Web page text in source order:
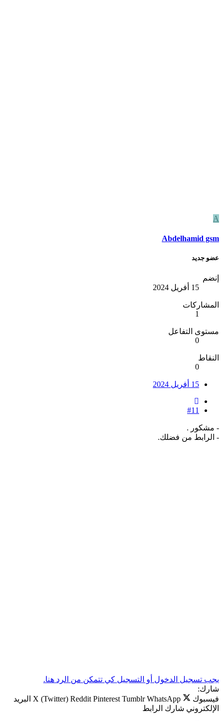
A
Abdelhamid gsm
عضو جديد
إنضم
15 أفريل 2024
المشاركات
1
مستوى التفاعل
0
النقاط
0
15 أفريل 2024
#11
- مشكور .
- الرابط من فضلك.
يجب تسجيل الدخول أو التسجيل كي تتمكن من الرد هنا.
شارك:
فيسبوك
X (Twitter) Reddit Pinterest Tumblr WhatsApp
البريد
الإلكتروني شارك الرابط